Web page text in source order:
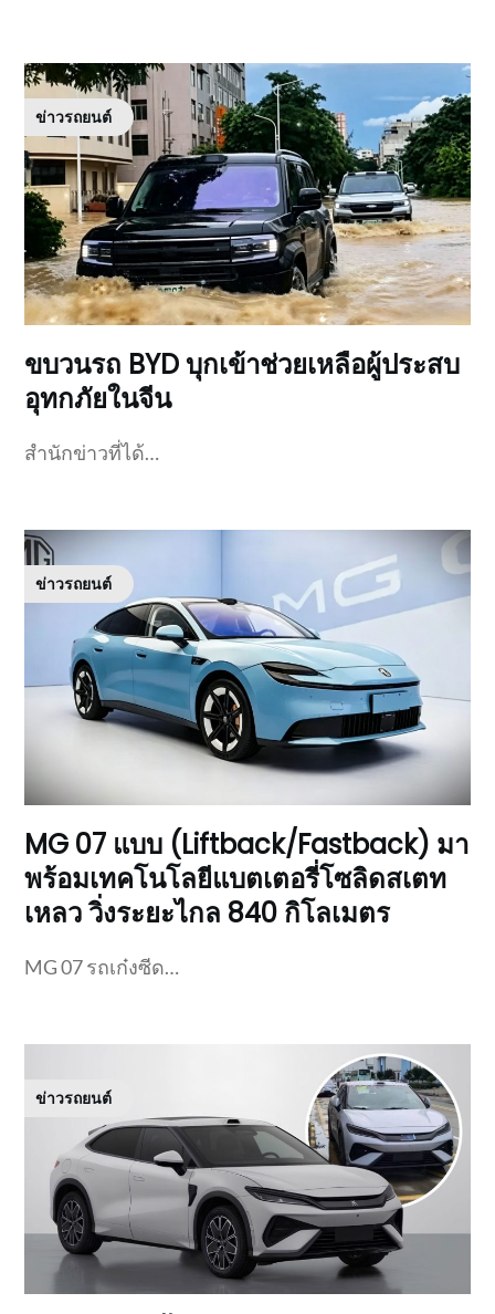
ข่าวรถยนต์
ขบวนรถ BYD บุกเข้าช่วยเหลือผู้ประสบ
อุทกภัยในจีน
สำนักข่าวที่ได้…
ข่าวรถยนต์
MG 07 แบบ (Liftback/Fastback) มา
พร้อมเทคโนโลยีแบตเตอรี่โซลิดสเตท
เหลว วิ่งระยะไกล 840 กิโลเมตร
MG 07 รถเก๋งซีด…
ข่าวรถยนต์